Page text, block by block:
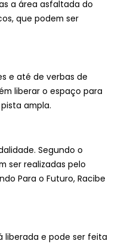
a área asfaltada do
que podem ser
e até de verbas de
liberar o espaço para
ampla.
Segundo o
ser realizadas pelo
Para o Futuro, Racibe
liberada e pode ser feita